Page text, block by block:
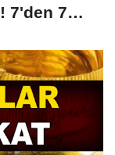
7'den 70'e
Giden